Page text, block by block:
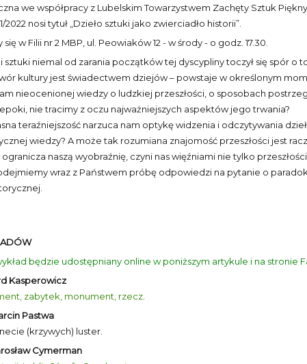
we współpracy z Lubelskim Towarzystwem Zachęty Sztuk
2022 nosi tytuł „Dzieło sztuki jako zwierciadło historii”.
w Filii nr 2 MBP, ul. Peowiaków 12 - w środy - o godz. 17.30.
sztuki niemal od zarania początków tej dyscypliny toczył się spór
kultury jest świadectwem dziejów – powstaje w określonym
nieocenionej wiedzy o ludzkiej przeszłości, o sposobach
nie tracimy z oczu najważniejszych aspektów jego trwania?
teraźniejszość narzuca nam optykę widzenia i odczytywania
wiedzy? A może tak rozumiana znajomość przeszłości jest
naszą wyobraźnię, czyni nas więźniami nie tylko
wraz z Państwem próbę odpowiedzi na pytanie o
będzie udostępniany online w poniższym artykule i na stronie
Kasperowicz
zabytek, monument, rzecz
Pastwa
(krzywych) luster.
Cymerman